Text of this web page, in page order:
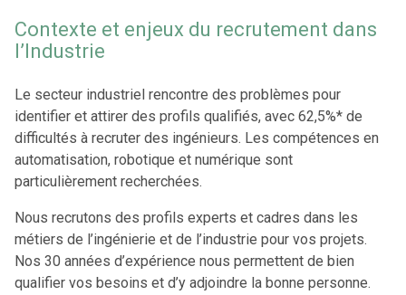
Contexte et enjeux du recrutement dans
l’Industrie
Le secteur industriel rencontre des problèmes pour
identifier et attirer des profils qualifiés, avec 62,5%* de
difficultés à recruter des ingénieurs. Les compétences en
automatisation, robotique et numérique sont
particulièrement recherchées.
Nous recrutons des profils experts et cadres dans les
métiers de l’ingénierie et de l’industrie pour vos projets.
Nos 30 années d’expérience nous permettent de bien
qualifier vos besoins et d’y adjoindre la bonne personne.